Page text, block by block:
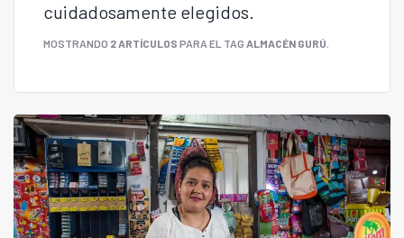
cuidadosamente elegidos.
MOSTRANDO 2 ARTÍCULOS PARA EL TAG ALMACÉN GURÚ